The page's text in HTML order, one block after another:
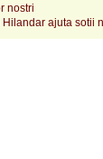
nostri
ajuta sotii